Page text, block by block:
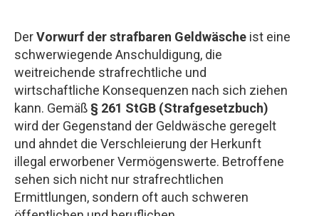
DerVorwurf der strafbaren Geldwäsche ist eine
schwerwiegende Anschuldigung, die
weitreichende strafrechtliche und
wirtschaftliche Konsequenzen nach sich ziehen
kann. Gemäß § 261 StGB (Strafgesetzbuch)
wird der Gegenstand der Geldwäsche geregelt
und ahndet die Verschleierung der Herkunft
illegal erworbener Vermögenswerte. Betroffene
sehen sich nicht nur strafrechtlichen
Ermittlungen, sondern oft auch schweren